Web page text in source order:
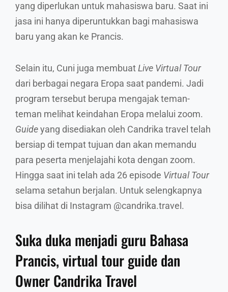
yang diperlukan untuk mahasiswa baru. Saat ini
jasa ini hanya diperuntukkan bagi mahasiswa
baru yang akan ke Prancis.
Selain itu, Cuni juga membuatLive Virtual Tour
dari berbagai negara Eropa saat pandemi. Jadi
program tersebut berupa mengajak teman-
teman melihat keindahan Eropa melalui zoom.
Guideyang disediakan oleh Candrika travel telah
bersiap di tempat tujuan dan akan memandu
para peserta menjelajahi kota dengan zoom.
Hingga saat ini telah ada 26 episode Virtual Tour
selama setahun berjalan. Untuk selengkapnya
bisa dilihat di Instagram @candrika.travel.
Suka duka menjadi guru Bahasa
Prancis, virtual tour guide dan
Owner Candrika Travel